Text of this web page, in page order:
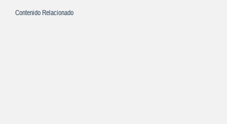
Contenido Relacionado